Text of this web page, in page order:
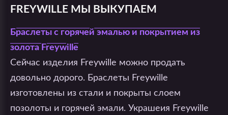
FREYWILLE МЫ ВЫКУПАЕМ
Браслеты с горячей эмалью и покрытием из
золота Freywille
Сейчас изделия Freywille можно продать
довольно дорого. Браслеты Freywille
изготовлены из стали и покрыты слоем
позолоты и горячей эмали. Украшеия Freywille